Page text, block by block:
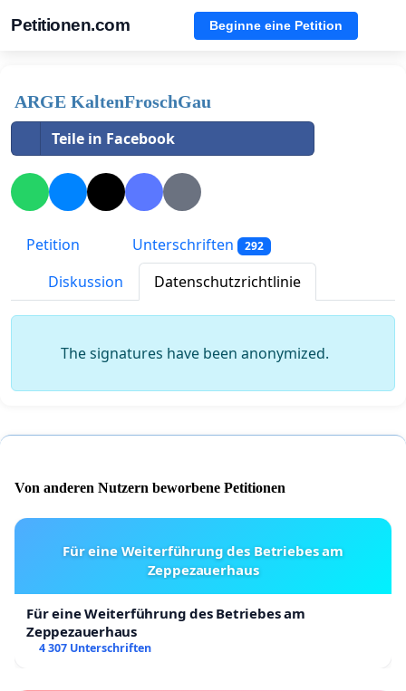
Petitionen.com Beginne eine Petition
ARGE KaltenFroschGau
Teile in Facebook
Petition Unterschriften 292
Diskussion Datenschutzrichtlinie
The signatures have been anonymized.
Von anderen Nutzern beworbene Petitionen
Für eine Weiterführung des Betriebes am
Zeppezauerhaus
Für eine Weiterführung des Betriebes am
Zeppezauerhaus
4 307 Unterschriften